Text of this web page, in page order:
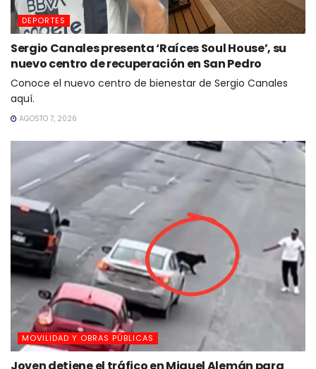
DEPORTES
Sergio Canales presenta ‘Raíces Soul House’, su
nuevo centro de recuperación en San Pedro
Conoce el nuevo centro de bienestar de Sergio Canales
aquí.
AGOSTO 7, 2026
MOVILIDAD Y OBRAS PÚBLICAS
Joven detiene el tráfico en Miguel Alemán para